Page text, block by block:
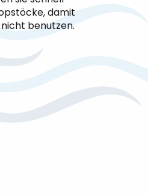
damit
benutzen.